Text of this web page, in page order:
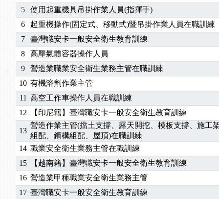
2026/05/06【產業人才投資】06/03-06/08堆高機課程，政府出
2026/04/24【製程安全評估人員】開課囉
2025/11/11【中心公告】颱風假11/12停班停課
2025/11/10 【中心公告】因應颱風來襲，若遇停班停課消息
2025/10/30【進修課程】2026年，課程意見蒐集~
2025/08/20【進修課程】SDS格式百百種？專業講師帶您判斷
2025/08/12【中心公告】因應颱風來襲，若遇停班停課消息 補
2025/07/06【中心公告】颱風假114/07/07停班停課
2025/06/06【進修課程】～～前導課程看這邊推出囉～～
2025/05/29 【進修課程】前導課程推出公告！
2025/04/28【進修課程】要怎麼進修自我？課程百百種選擇好
2025/01/21「高壓氣體製造安全主任」、「隧道等襯砌作業主
訓測驗
2025/01/15【線上課程】碳中和核心職能系列課程資訊
2026/07/15 【免費研習】115年製造業危害預防職場安衛法令
2026/07/08【中心公告】因應颱風來襲，若遇停班停課消息 補
2026/05/06【產業人才投資】06/03-06/08堆高機課程，政府出
5
使用起重機具吊掛作業人員(指揮手)
6
起重機操作(固定式、移動式)暨吊掛作業人員在職訓練
7
臺灣職安卡一般安全衛生教育訓練
8
高壓氣體容器操作人員
9
營造業職業安全衛生業務主管在職訓練
10 有機溶劑作業主管
11 高空工作車操作人員在職訓練
12
【印尼籍】臺灣職安卡一般安全衛生教育訓練
13
營造作業主管(擋土支撐、露天開挖、模板支撐、施工
組配、鋼構組配、屋頂)在職訓練
14 職業安全衛生業務主管在職訓練
15
【越南籍】臺灣職安卡一般安全衛生教育訓練
16 營造業甲種職業安全衛生業務主管
17 臺灣職安卡一般安全衛生教育訓練